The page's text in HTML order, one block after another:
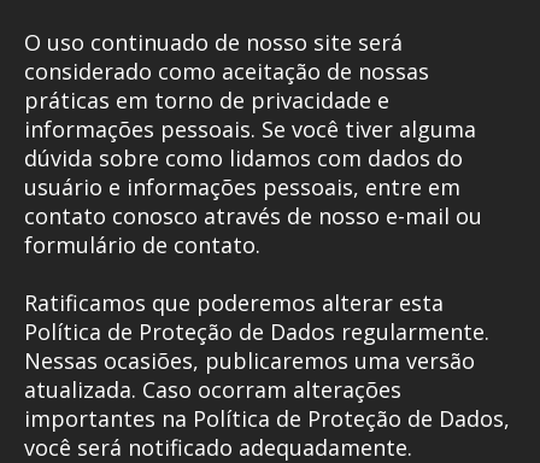
O uso continuado de nosso site será
considerado como aceitação de nossas
práticas em torno de privacidade e
informações pessoais. Se você tiver alguma
dúvida sobre como lidamos com dados do
usuário e informações pessoais, entre em
contato conosco através de nosso e-mail ou
formulário de contato.
Ratificamos que poderemos alterar esta
Política de Proteção de Dados regularmente.
Nessas ocasiões, publicaremos uma versão
atualizada. Caso ocorram alterações
importantes na Política de Proteção de Dados,
você será notificado adequadamente.